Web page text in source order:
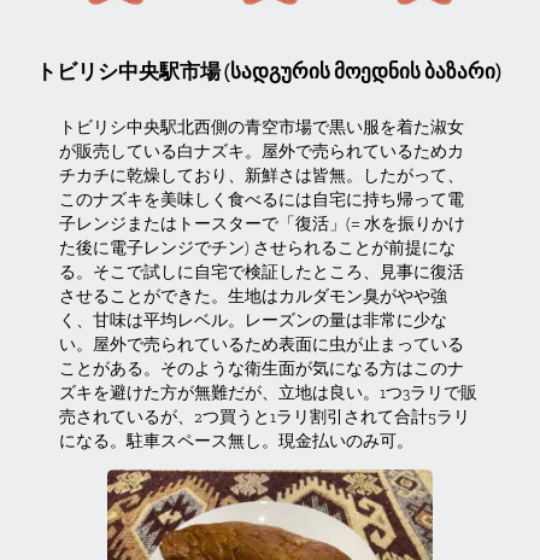
トビリシ中央駅市場 (სადგურის მოედნის ბაზარი)
トビリシ中央駅北西側の青空市場で黒い服を着た淑女
が販売している白ナズキ。屋外で売られているためカ
チカチに乾燥しており、新鮮さは皆無。したがって、
このナズキを美味しく食べるには自宅に持ち帰って電
子レンジまたはトースターで「復活」(= 水を振りかけ
た後に電子レンジでチン) させられることが前提にな
る。そこで試しに自宅で検証したところ、見事に復活
させることができた。生地はカルダモン臭がやや強
く、甘味は平均レベル。レーズンの量は非常に少な
い。屋外で売られているため表面に虫が止まっている
ことがある。そのような衛生面が気になる方はこのナ
ズキを避けた方が無難だが、立地は良い。1つ3ラリで販
売されているが、2つ買うと1ラリ割引されて合計5ラリ
になる。駐車スペース無し。現金払いのみ可。